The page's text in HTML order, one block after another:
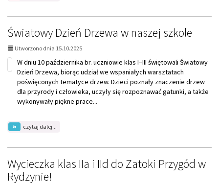
z
leśnikami
–
lasu
oczami
ekspertów!
Światowy Dzień Drzewa w naszej szkole
Utworzono dnia 15.10.2025
W dniu 10 października br. uczniowie klas I–III świętowali Światowy
Dzień Drzewa, biorąc udział we wspaniałych warsztatach
poświęconych tematyce drzew. Dzieci poznały znaczenie drzew
dla przyrody i człowieka, uczyły się rozpoznawać gatunki, a także
wykonywały piękne prace...
czytaj dalej...
Dzień
Drzewa
w
Wycieczka klas IIa i IId do Zatoki Przygód w
Rydzynie!